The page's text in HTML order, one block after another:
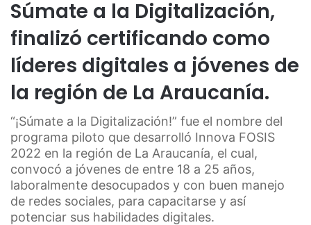
Súmate a la Digitalización,
finalizó certificando como
líderes digitales a jóvenes de
la región de La Araucanía.
“¡Súmate a la Digitalización!” fue el nombre del
programa piloto que desarrolló Innova FOSIS
2022 en la región de La Araucanía, el cual,
convocó a jóvenes de entre 18 a 25 años,
laboralmente desocupados y con buen manejo
de redes sociales, para capacitarse y así
potenciar sus habilidades digitales.